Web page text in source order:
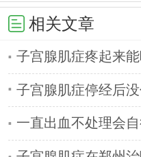
相关文章
子宫腺肌症疼起来
子宫腺肌症停经后
一直出血不处理会